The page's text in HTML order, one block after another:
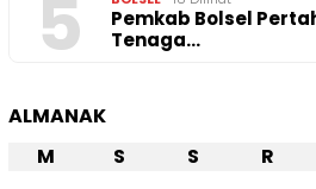
5
Pemkab Bolsel
Tenaga…
ALMANAK
M S S R